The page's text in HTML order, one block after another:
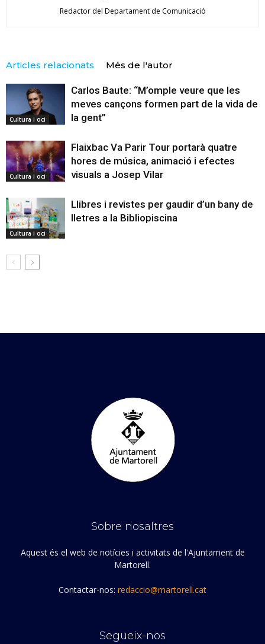
Redactor del Departament de Comunicació
Articles relacionats Més de l'autor
Cultura i oci
Carlos Baute: “M’omple veure que les
meves cançons formen part de la vida de
la gent”
Cultura i oci
Flaixbac Va Parir Tour portarà quatre
hores de música, animació i efectes
visuals a Josep Vilar
Cultura i oci
Llibres i revistes per gaudir d’un bany de
lletres a la Bibliopiscina
Sobre nosaltres
Aquest és el web de notícies i activitats de l'Ajuntament de
Martorell.
Contactar-nos: redaccio@martorell.cat
Segueix-nos